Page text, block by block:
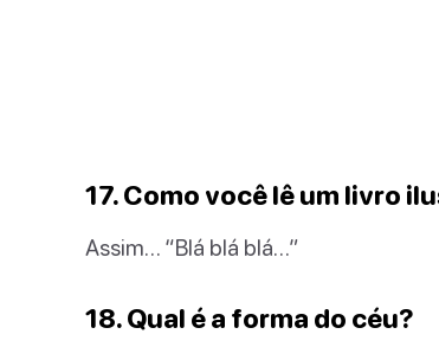
17. Como você lê um livro
Assim… “Blá blá blá…”
18. Qual é a forma do céu?